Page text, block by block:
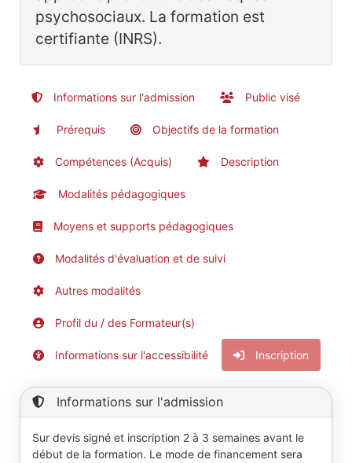
psychosociaux. La formation est
certifiante (INRS).
Informations sur l'admission Public visé
Prérequis Objectifs de la formation
Compétences (Acquis) Description
Modalités pédagogiques
Moyens et supports pédagogiques
Modalités d'évaluation et de suivi
Autres modalités
Profil du / des Formateur(s)
Informations sur l'accessibilité Inscription
Informations sur l'admission
Sur devis signé et inscription 2 à 3 semaines avant le
début de la formation. Le mode de financement sera